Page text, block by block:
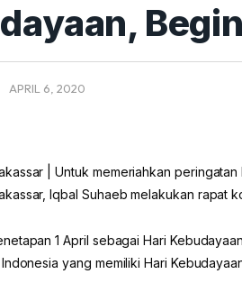
APRIL 6, 2020
| Untuk memeriahkan
Iqbal Suhaeb melakukan rapat
1 April sebagai Hari
yang memiliki Hari